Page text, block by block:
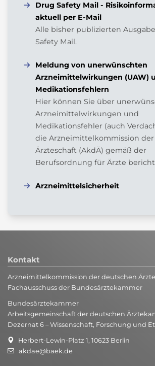
Drug Safety Mail -
aktuell per E-Mail
Alle bisher publizierten
Safety Mail.
Meldung von unerwünschten
Arzneimittelwirkungen (UAW)
Medikationsfehlern
Hier können Sie über
Arzneimittelwirkungen und
Medikationsfehler (auch
die Arzneimittelkommission
Ärzteschaft (AkdÄ) gemäß der
Berufsordnung für Ärzte
Arzneimittelsicherheit
Kontakt
Arzneimittelkommission der deutschen
Fachausschuss der Bundesärztekammer
Bundesärztekammer
Arbeitsgemeinschaft der deutschen
Dezernat 6 – Wissenschaft, Forschung und
Herbert-Lewin-Platz 1, 10623 Berlin
akdae@baek.de